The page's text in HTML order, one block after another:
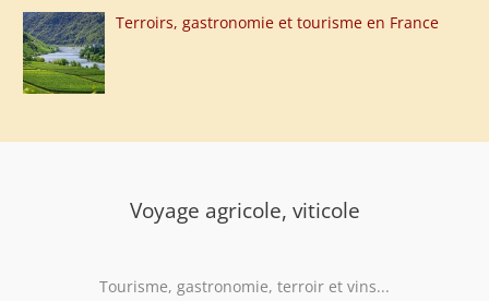
Terroirs, gastronomie et tourisme en France
Voyage agricole, viticole
Tourisme, gastronomie, terroir et vins...